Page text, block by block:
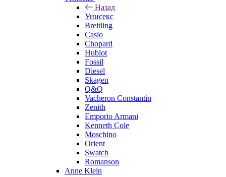
Назад
Унисекс
Breitling
Casio
Chopard
Hublot
Fossil
Diesel
Skagen
Q&Q
Vacheron Constantin
Zenith
Emporio Armani
Kenneth Cole
Moschino
Orient
Swatch
Romanson
Anne Klein